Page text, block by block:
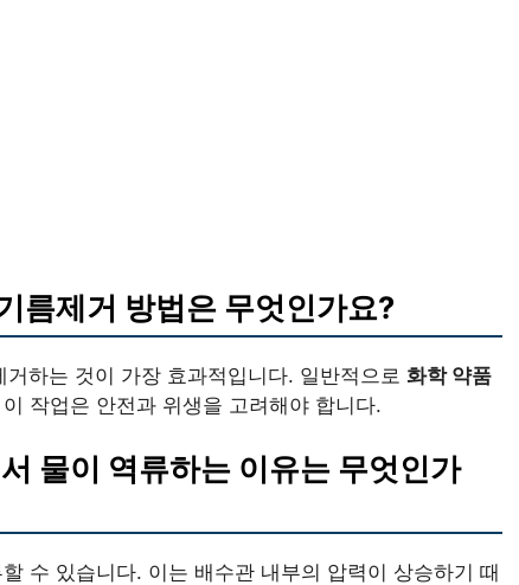
름제거 방법은 무엇인가요?
거하는 것이 가장 효과적입니다. 일반적으로 화학 약품
작업은 안전과 위생을 고려해야 합니다.
물이 역류하는 이유는 무엇인가
수 있습니다. 이는 배수관 내부의 압력이 상승하기 때